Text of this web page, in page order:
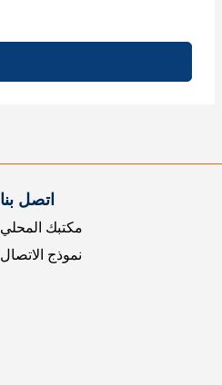
اتصل بنا
مكتبك المحلي
نموذج الاتصال